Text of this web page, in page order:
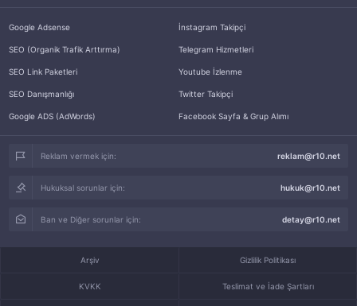
Google Adsense
SEO (Organik Trafik Arttırma)
SEO Link Paketleri
SEO Danışmanlığı
Google ADS (AdWords)
İnstagram Takipçi
Telegram Hizmetleri
Youtube İzlenme
Twitter Takipçi
Facebook Sayfa & Grup Alımı
Reklam vermek için: reklam@r10.net
Hukuksal sorunlar için: hukuk@r10.net
Ban ve Diğer sorunlar için: detay@r10.net
Arşiv Gizlilik Politikası
KVKK Teslimat ve İade Şartları